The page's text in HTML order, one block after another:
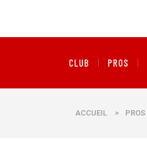
CLUB PROS
ACCUEIL > PROS